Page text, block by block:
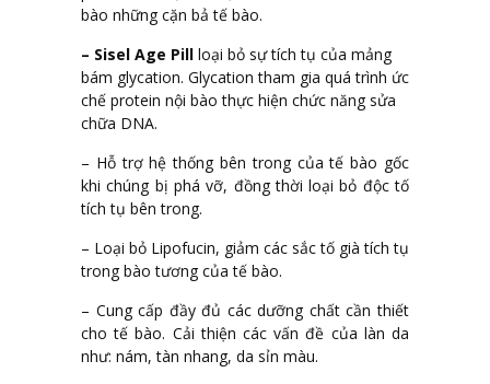
bào những cặn bả tế bào.
– Sisel Age Pill loại bỏ sự tích tụ của mảng
bám glycation. Glycation tham gia quá trình ức
chế protein nội bào thực hiện chức năng sửa
chữa DNA.
– Hỗ trợ hệ thống bên trong của tế bào gốc
khi chúng bị phá vỡ, đồng thời loại bỏ độc tố
tích tụ bên trong.
– Loại bỏ Lipofucin, giảm các sắc tố già tích tụ
trong bào tương của tế bào.
– Cung cấp đầy đủ các dưỡng chất cần thiết
cho tế bào. Cải thiện các vấn đề của làn da
như: nám, tàn nhang, da sỉn màu.